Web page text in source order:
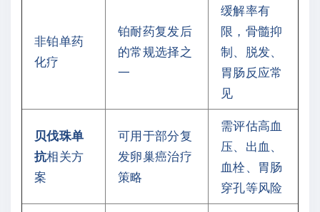
非铂单药
化疗
铂耐药复发后
的常规选择之
一
缓解率有
限，骨髓抑
制、脱发、
胃肠反应常
见
贝伐珠单
抗相关方
案
可用于部分复
发卵巢癌治疗
策略
需评估高血
压、出血、
血栓、胃肠
穿孔等风险